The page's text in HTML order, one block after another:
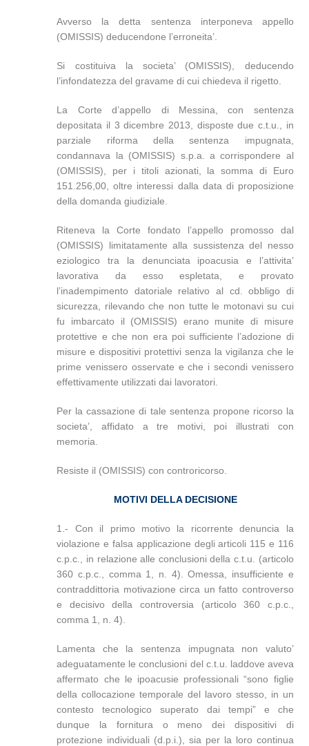
Avverso la detta sentenza interponeva appello
(OMISSIS) deducendone l’erroneita’.
Si costituiva la societa’ (OMISSIS), deducendo
l’infondatezza del gravame di cui chiedeva il rigetto.
La Corte d’appello di Messina, con sentenza
depositata il 3 dicembre 2013, disposte due c.t.u., in
parziale riforma della sentenza impugnata,
condannava la (OMISSIS) s.p.a. a corrispondere al
(OMISSIS), per i titoli azionati, la somma di Euro
151.256,00, oltre interessi dalla data di proposizione
della domanda giudiziale.
Riteneva la Corte fondato l’appello promosso dal
(OMISSIS) limitatamente alla sussistenza del nesso
eziologico tra la denunciata ipoacusia e l’attivita’
lavorativa da esso espletata, e provato
l’inadempimento datoriale relativo al cd. obbligo di
sicurezza, rilevando che non tutte le motonavi su cui
fu imbarcato il (OMISSIS) erano munite di misure
protettive e che non era poi sufficiente l’adozione di
misure e dispositivi protettivi senza la vigilanza che le
prime venissero osservate e che i secondi venissero
effettivamente utilizzati dai lavoratori.
Per la cassazione di tale sentenza propone ricorso la
societa’, affidato a tre motivi, poi illustrati con
memoria.
Resiste il (OMISSIS) con controricorso.
MOTIVI DELLA DECISIONE
1.- Con il primo motivo la ricorrente denuncia la
violazione e falsa applicazione degli articoli 115 e 116
c.p.c., in relazione alle conclusioni della c.t.u. (articolo
360 c.p.c., comma 1, n. 4). Omessa, insufficiente e
contraddittoria motivazione circa un fatto controverso
e decisivo della controversia (articolo 360 c.p.c.,
comma 1, n. 4).
Lamenta che la sentenza impugnata non valuto’
adeguatamente le conclusioni del c.t.u. laddove aveva
affermato che le ipoacusie professionali “sono figlie
della collocazione temporale del lavoro stesso, in un
contesto tecnologico superato dai tempi” e che
dunque la fornitura o meno dei dispositivi di
protezione individuali (d.p.i.), sia per la loro continua